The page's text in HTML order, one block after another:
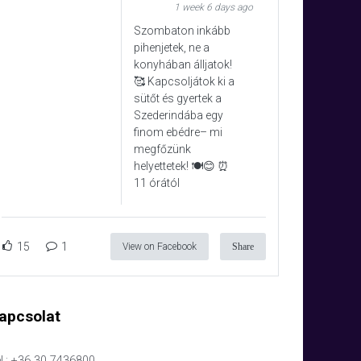
1 week 6 days ago
Szombaton inkább
pihenjetek, ne a
konyhában álljatok!
🥰 Kapcsoljátok ki a
sütőt és gyertek a
Szederindába egy
finom ebédre– mi
megfőzünk
helyettetek! 🍽️😊 ⏰
11 órától
15 1 View on Facebook Share